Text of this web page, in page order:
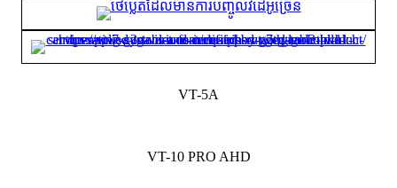
VT-5A
VT-10 PRO AHD